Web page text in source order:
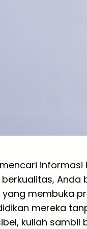
membuka
mereka
kuliah sambil